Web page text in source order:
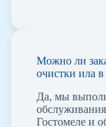
Можно ли
очистки ила в
Да, мы
Гостомеле и